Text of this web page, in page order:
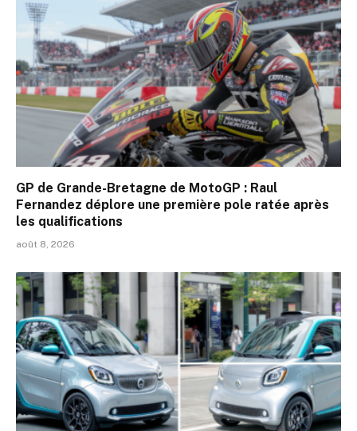
GP de Grande-Bretagne de MotoGP : Raul
Fernandez déplore une première pole ratée après
les qualifications
août 8, 2026